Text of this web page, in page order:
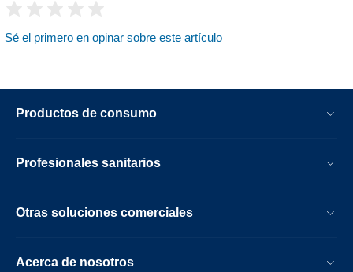
Sé el primero en opinar sobre este artículo
Productos de consumo
Profesionales sanitarios
Otras soluciones comerciales
Acerca de nosotros